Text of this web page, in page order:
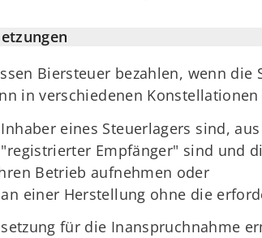
Biersteuer bezahlen, wenn
in verschiedenen
Inhaber eines Steuerlagers sind,
"registrierter Empfänger" sind und
Betrieb aufnehmen oder
an einer Herstellung ohne die
für die Inanspruchnahme